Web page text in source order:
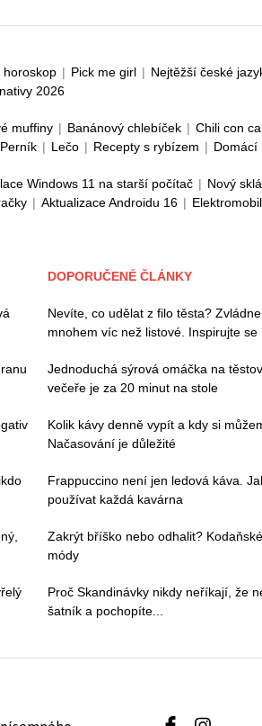
horoskop | Pick me girl | Nejtěžší české
2026
muffiny | Banánový chlebíček | Chili con
Perník | Lečo | Recepty s rybízem | Domácí
Windows 11 na starší počítač | Nový
| Aktualizace Androidu 16 |
DOPORUČENÉ ČLÁNKY
Nevíte, co udělat z filo těsta?
mnohem víc než listové. Inspirujte se
Jednoduchá sýrová omáčka na
večeře je za 20 minut na stole
Kolik kávy denně vypít a kdy si
Načasování je důležité
Frappuccino není jen ledová káva.
používat každá kavárna
Zakrýt bříško nebo odhalit?
módy
Proč Skandinávky nikdy neříkají, že
šatník a pochopíte...